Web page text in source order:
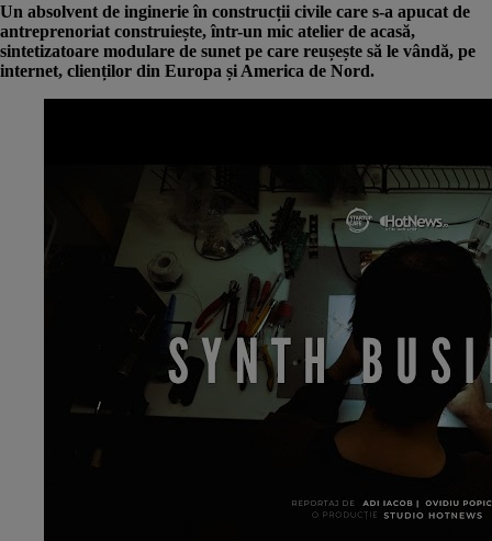
Un absolvent de inginerie în construcții civile care s-a apucat de
antreprenoriat construiește, într-un mic atelier de acasă,
sintetizatoare modulare de sunet pe care reușește să le vândă, pe
internet, clienților din Europa și America de Nord.